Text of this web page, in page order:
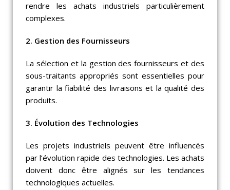
rendre les achats industriels particulièrement
complexes.
2. Gestion des Fournisseurs
La sélection et la gestion des fournisseurs et des
sous-traitants appropriés sont essentielles pour
garantir la fiabilité des livraisons et la qualité des
produits.
3. Évolution des Technologies
Les projets industriels peuvent être influencés
par l’évolution rapide des technologies. Les achats
doivent donc être alignés sur les tendances
technologiques actuelles.